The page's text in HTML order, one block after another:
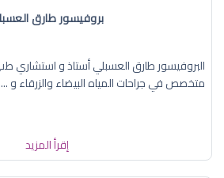
بروفيسور طارق
البروفيسور طارق العسبلي أستاذ و استشاري
متخصص في جراحات المياه البيضاء والزرقاء و ...
إقرأ المزيد